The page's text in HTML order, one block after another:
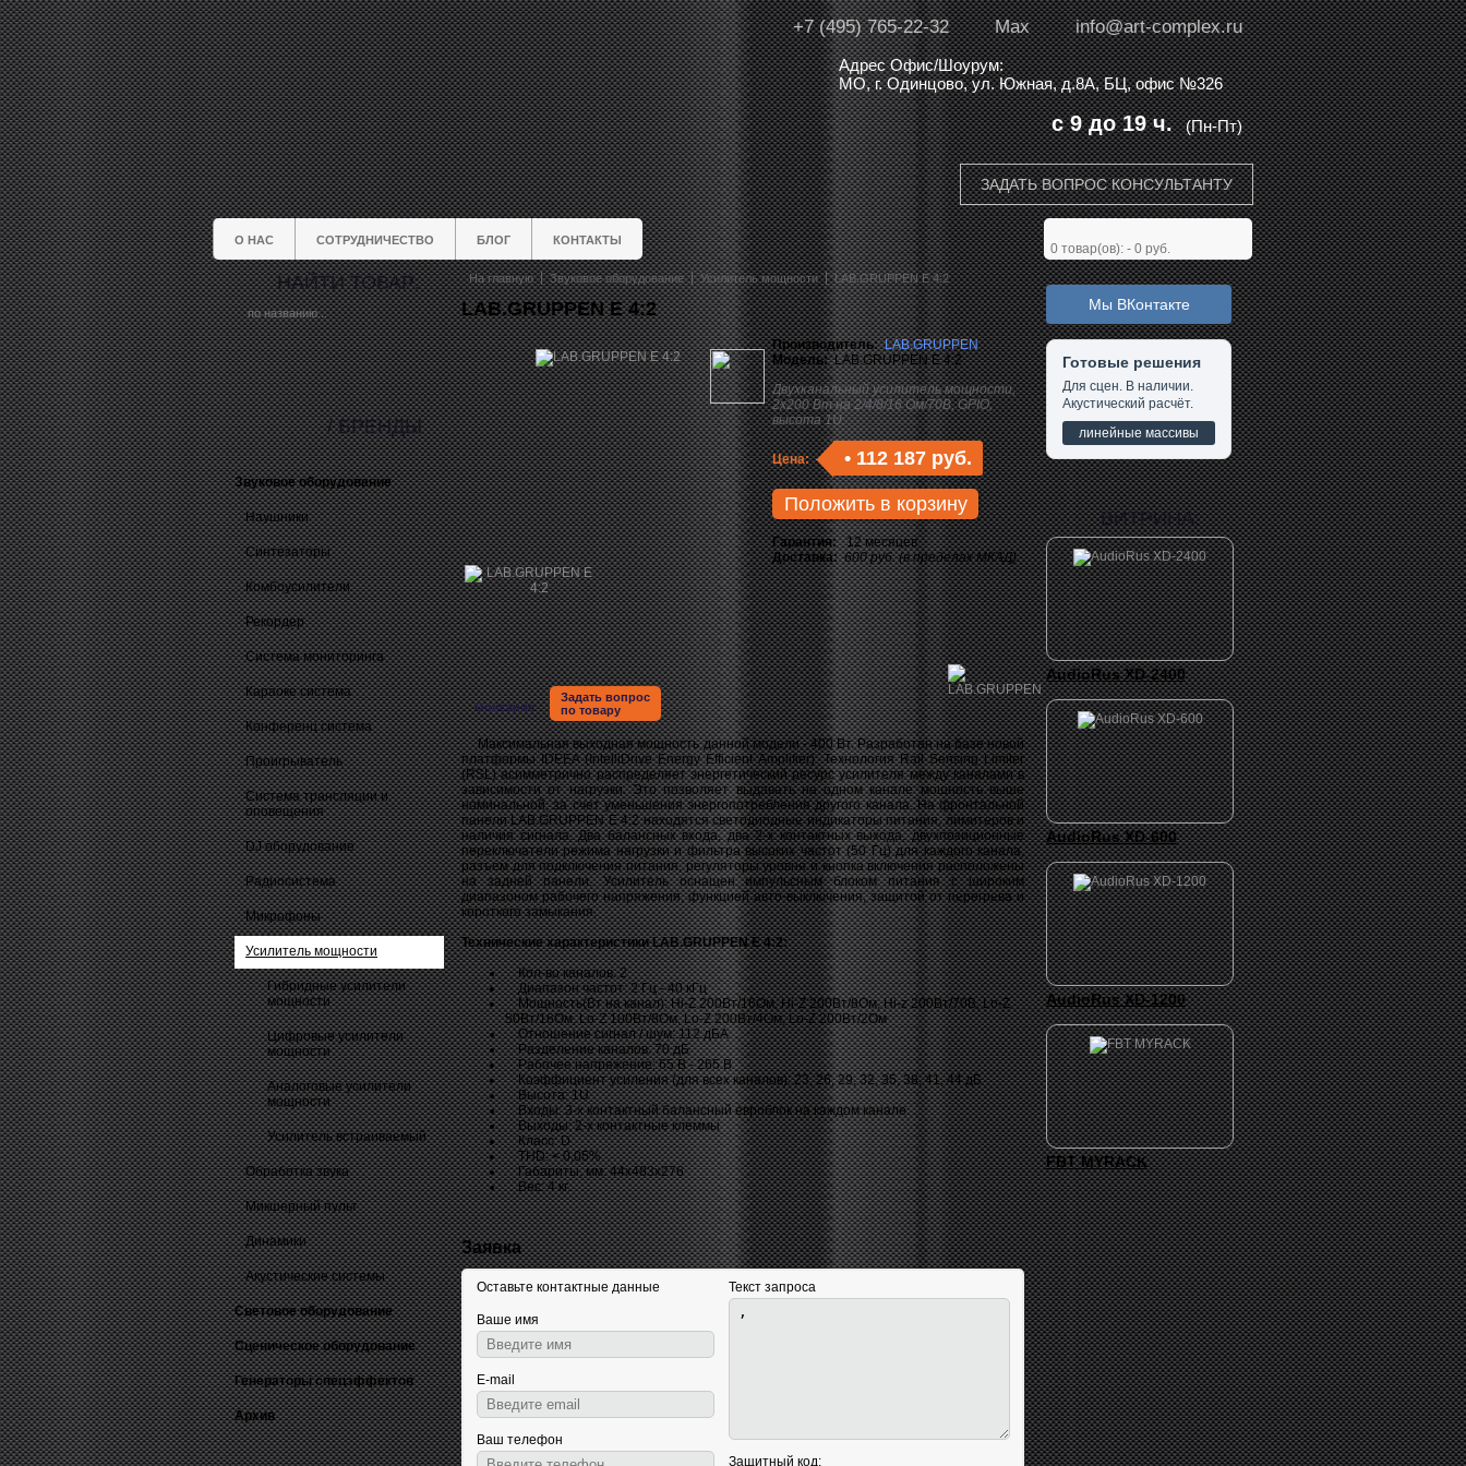
info@art-complex.ru
Max
+7 (495) 765-22-32
Адрес Офис/Шоурум:
МО, г. Одинцово, ул. Южная, д.8А, БЦ, офис №326
(Пн-Пт)
с 9 до 19 ч.
ЗАДАТЬ ВОПРОС КОНСУЛЬТАНТУ
О НАС СОТРУДНИЧЕСТВО БЛОГ КОНТАКТЫ
0 товар(ов): - 0 руб.
НАЙТИ ТОВАР:
Звуковое оборудование
Наушники
Синтезаторы
Комбоусилители
Рекордер
Система мониторинга
Караоке система
Конференц система
Проигрыватель
Система трансляции и
оповещения
DJ оборудование
Радиосистема
Микрофоны
Усилитель мощности
Гибридные усилители
мощности
Цифровые усилители
мощности
Аналоговые усилители
мощности
Усилитель встраиваемый
Обработка звука
Микшерный пульт
Динамики
Акустические системы
Световое оборудование
Сценическое оборудование
Генераторы спецэффектов
Архив
/ БРЕНДЫ
На главную Звуковое оборудование Усилитель мощности LAB.GRUPPEN E 4:2
LAB.GRUPPEN E 4:2
Производитель: LAB.GRUPPEN
Модель:LAB.GRUPPEN E 4:2
Двухканальный усилитель мощности,
2x200 Вт на 2/4/8/16 Ом/70В, GPIO,
высота 1U.
Цена: • 112 187 руб.
Положить в корзину
Гарантия:12 месяцев
Доставка: 600 руб. (в пределах МКАД)
Описание
Задать вопрос
по товару
Максимальная выходная мощность данной модели - 400 Вт. Разработан на базе новой
платформы IDEEA (IntelliDrive Energy Efficient Amplifier). Технология Rail Sensing Limiter
(RSL) асимметрично распределяет энергетический ресурс усилителя между каналами в
зависимости от нагрузки. Это позволяет выдавать на одном канале мощность выше
номинальной, за счет уменьшения энергопотребления другого канала. На фронтальной
панели LAB.GRUPPEN E 4:2 находятся светодиодные индикаторы питания, лимитеров и
наличия сигнала. Два балансных входа, два 2-х контактных выхода, двухпозиционные
переключатели режима нагрузки и фильтра высоких частот (50 Гц) для каждого канала,
разъем для подключения питания, регуляторы уровня и кнопка включения расположены
на задней панели. Усилитель оснащен импульсным блоком питания с широким
диапазоном рабочего напряжения, функцией авто-выключения, защитой от перегрева и
короткого замыкания.
Технические характеристики LAB.GRUPPEN E 4:2:
Кол-во каналов: 2
Диапазон частот: 2 Гц - 40 кГц
Мощность(Вт на канал): Hi-Z 200Вт/16Ом, Hi-Z 200Вт/8Ом, Hi-z 200Вт/70В, Lo-Z
50Вт/16Ом, Lo-Z 100Вт/8Ом, Lo-Z 200Вт/4Ом, Lo-Z 200Вт/2Ом
Отношение сигнал / шум: 112 дБА
Разделение каналов: 70 дБ
Рабочее напряжение: 65 В - 265 В
Коэффициент усиления (для всех каналов): 23, 26, 29, 32, 35, 38, 41, 44 дБ
Высота: 1U
Входы: 3-х контактный балансный евроблок на каждом канале
Выходы: 2-x контактные клеммы
Класс: D
THD: < 0,05%
Габариты, мм: 44х483х276
Вес: 4 кг.
Заявка
Оставьте контактные данные
Ваше имя
E-mail
Ваш телефон
Текст запроса
Защитный код:
Мы ВКонтакте
Готовые решения
Для сцен. В наличии.
Акустический расчёт.
линейные массивы
ВИТРИНА:
AudioRus XD-2400
AudioRus XD-600
AudioRus XD-1200
FBT MYRACK